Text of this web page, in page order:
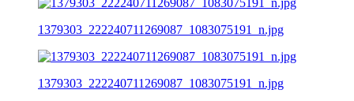
1379303_222240711269087_1083075191_n.jpg
1379303_222240711269087_1083075191_n.jpg